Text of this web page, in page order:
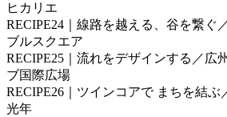
ヒカリエ
RECIPE24｜線路を越える、谷を繋ぐ
ブルスクエア
RECIPE25｜流れをデザインする／広
ブ国際広場
RECIPE26｜ツインコアで まちを結ぶ
光年